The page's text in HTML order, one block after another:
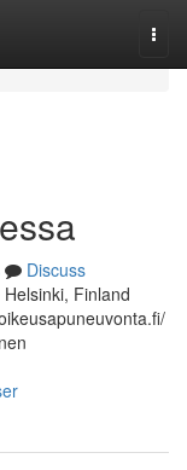
Discuss
Finland